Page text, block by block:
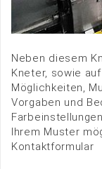
Neben diesem
Kneter, sowie
Möglichkeiten,
Vorgaben und
Ihrem Muster
Kontaktformular